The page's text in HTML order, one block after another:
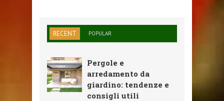
RECENT POPULAR
Pergole e
arredamento da
giardino: tendenze e
consigli utili